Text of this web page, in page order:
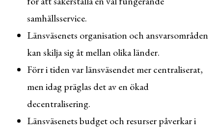
samhällsservice.
Länsväsenets organisation och ansvarsområden
kan skilja sig åt mellan olika länder.
Förr i tiden var länsväsendet mer centraliserat,
men idag präglas det av en ökad
decentralisering.
Länsväsenets budget och resurser påverkar i